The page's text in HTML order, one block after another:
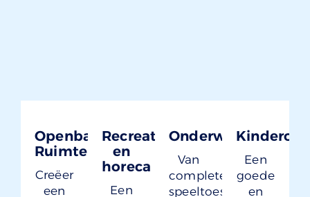
Openbare
Ruimte
Creëer
een
Recreatie
en
horeca
Een
Onderwijs
Van
complete
speeltoestellen
Een
goede
en